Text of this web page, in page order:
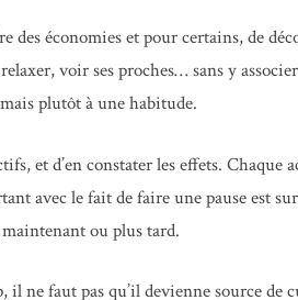
des économies et pour certains, de
voir ses proches… sans y
plutôt à une habitude.
et d’en constater les effets.
avec le fait de faire une pause est
ou plus tard.
ne faut pas qu’il devienne source de